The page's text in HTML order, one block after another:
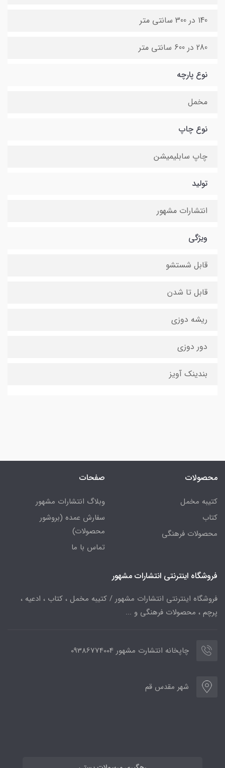
140 در 300 سانتی متر
280 در 600 سانتی متر
نوع پارچه
مخمل
نوع چاپ
چاپ سابلیمیشن
تولید
انتشارات مشهور
ویژگی
قابل شستشو
قابل تا شدن
ریشه دوزی
دور دوزی
بندینک آویز
محصولات
کتیبه مخمل
کتاب
محصولات فرهنگی
صفحات
وبلاگ انتشارات مشهور
سفارش عمده (بروشور
محصولات)
تماس با ما
فروشگاه اینترنتی انتشارات مشهور
فروشگاه اینترنتی انتشارات مشهور / کتیبه مخمل ، کتاب ، ادعیه ،
پرچم ، محصولات فرهنگی و ...
چاپخانه انتشارت مشهور 09386774004
شهر مقدس قم